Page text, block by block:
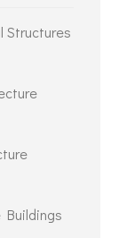
Structures
Buildings